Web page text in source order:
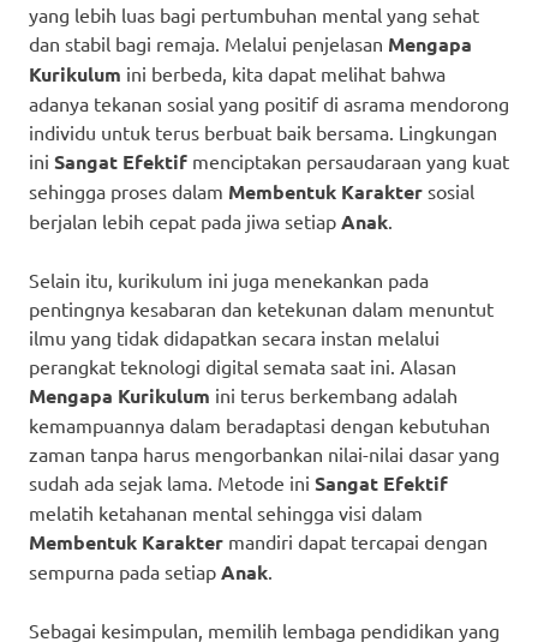
yang lebih luas bagi pertumbuhan mental yang sehat
dan stabil bagi remaja. Melalui penjelasan Mengapa
Kurikulum ini berbeda, kita dapat melihat bahwa
adanya tekanan sosial yang positif di asrama mendorong
individu untuk terus berbuat baik bersama. Lingkungan
ini Sangat Efektif menciptakan persaudaraan yang kuat
sehingga proses dalam Membentuk Karakter sosial
berjalan lebih cepat pada jiwa setiap Anak
Selain itu, kurikulum ini juga menekankan pada
pentingnya kesabaran dan ketekunan dalam menuntut
ilmu yang tidak didapatkan secara instan melalui
perangkat teknologi digital semata saat ini. Alasan
Mengapa Kurikulum ini terus berkembang adalah
kemampuannya dalam beradaptasi dengan kebutuhan
zaman tanpa harus mengorbankan nilai-nilai dasar yang
sudah ada sejak lama. Metode ini Sangat Efektif
melatih ketahanan mental sehingga visi dalam
Membentuk Karakter mandiri dapat tercapai dengan
sempurna pada setiap Anak
Sebagai kesimpulan, memilih lembaga pendidikan yang